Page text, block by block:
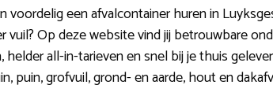
voordelig een afvalcontainer huren in
vuil? Op deze website vind jij betrouwbare
helder all-in-tarieven en snel bij je thuis
puin, grofvuil, grond- en aarde, hout en